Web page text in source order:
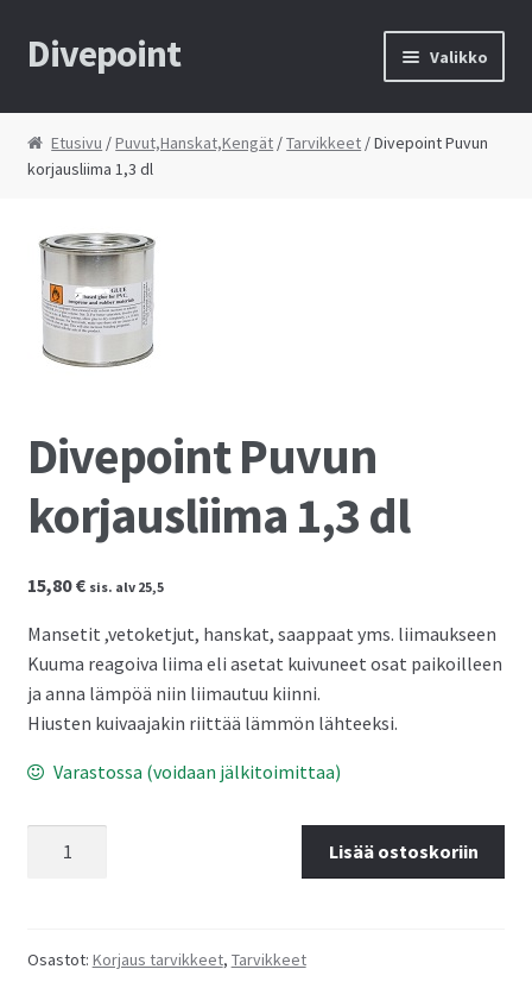
Siirry
navigointiin
Siirry
sisältöön
Divepoint Valikko
Etusivu
Tietosuojaseloste
Toimitusehdot
Yhteystiedot
Kauppa
Etusivu /Puvut,Hanskat,Kengät /Tarvikkeet / Divepoint Puvun
korjausliima 1,3 dl
Divepoint Puvun
korjausliima 1,3 dl
15,80€ sis. alv 25,5
Mansetit ,vetoketjut, hanskat, saappaat yms. liimaukseen
Kuuma reagoiva liima eli asetat kuivuneet osat paikoilleen
ja anna lämpöä niin liimautuu kiinni.
Hiusten kuivaajakin riittää lämmön lähteeksi.
Varastossa (voidaan jälkitoimittaa)
dl
Lisää ostoskoriin
Osastot: Korjaus tarvikkeet, Tarvikkeet